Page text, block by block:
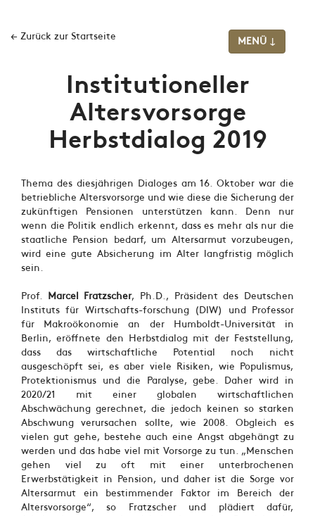
MENÜ ↓
← Zurück zur Startseite
Institutioneller
Altersvorsorge
Herbstdialog 2019
Thema des diesjährigen Dialoges am 16. Oktober war die
betriebliche Altersvorsorge und wie diese die Sicherung der
zukünftigen Pensionen unterstützen kann. Denn nur
wenn die Politik endlich erkennt, dass es mehr als nur die
staatliche Pension bedarf, um Altersarmut vorzubeugen,
wird eine gute Absicherung im Alter langfristig möglich
sein.
Prof. Marcel Fratzscher, Ph.D., Präsident des Deutschen
Instituts für Wirtschafts-forschung (DIW) und Professor
für Makroökonomie an der Humboldt-Universität in
Berlin, eröffnete den Herbstdialog mit der Feststellung,
dass das wirtschaftliche Potential noch nicht
ausgeschöpft sei, es aber viele Risiken, wie Populismus,
Protektionismus und die Paralyse, gebe. Daher wird in
2020/21 mit einer globalen wirtschaftlichen
Abschwächung gerechnet, die jedoch keinen so starken
Abschwung verursachen sollte, wie 2008. Obgleich es
vielen gut gehe, bestehe auch eine Angst abgehängt zu
werden und das habe viel mit Vorsorge zu tun. „Menschen
gehen viel zu oft mit einer unterbrochenen
Erwerbstätigkeit in Pension, und daher ist die Sorge vor
Altersarmut ein bestimmender Faktor im Bereich der
Altersvorsorge“, so Fratzscher und plädiert dafür,